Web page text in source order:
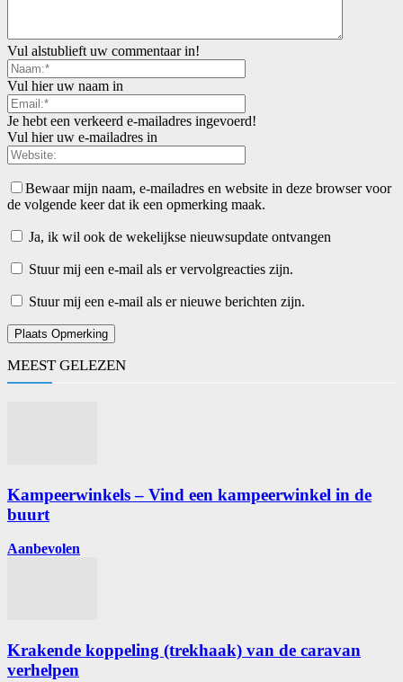
Vul alstublieft uw commentaar in!
Vul hier uw naam in
Je hebt een verkeerd e-mailadres ingevoerd!
Vul hier uw e-mailadres in
Bewaar mijn naam, e-mailadres en website in deze browser voor
de volgende keer dat ik een opmerking maak.
Ja, ik wil ook de wekelijkse nieuwsupdate ontvangen
Stuur mij een e-mail als er vervolgreacties zijn.
Stuur mij een e-mail als er nieuwe berichten zijn.
MEEST GELEZEN
Kampeerwinkels – Vind een kampeerwinkel in de
buurt
Aanbevolen
Krakende koppeling (trekhaak) van de caravan
verhelpen